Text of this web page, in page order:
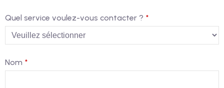
Quel service voulez-vous contacter ? *
Nom *